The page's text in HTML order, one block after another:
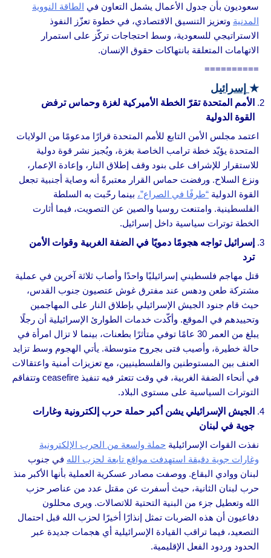
سعوديون بأن جدول الأعمال يشمل التعاون في الطاقة النووية
المدنية وتعزيز التنسيق الاقتصادي، في خطوة تعزّز النفوذ
الاستراتيجي للسعودية، وسط احتجاجات تركّز على استمرار
الاتهامات المتعلقة بانتهاكات حقوق الإنسان.
==========
★ إسرائيل
الأمم المتحدة تقرّ الخطة الأميركية لغزة وحماس ترفض
القوة الدولية
اعتمد مجلس الأمن التابع للأمم المتحدة قرارًا مدعومًا من الولايات
المتحدة يؤيّد خطة ترامب الخاصة بغزة، ويُجيز نشر قوة دولية
للاستقرار للإشراف على بنود وقف إطلاق النار، وإعادة الإعمار،
ونزع السلاح. ورفضت حماس القرار معتبرةً أنه وصاية أجنبية تجعل
القوة الدولية “طرفًا في الصراع”، بينما رحّبت به السلطة
الفلسطينية. وامتنعت روسيا والصين عن التصويت، فيما أثارت
الخطة توترات سياسية داخل إسرائيل.
إسرائيل تواجه هجومًا دمويًا في الضفة الغربية وقوات الأمن
ترد
قتل مهاجم فلسطيني إسرائيليًا واحدًا وأصاب ثلاثة آخرين في عملية
مشتركة طعن ودهس عند مفترق غوش عتصيون جنوب القدس،
حيث قام جنود الجيش الإسرائيلي بإطلاق النار على المهاجمين
وتحييدهم في الموقع. وأكّدت خدمات الطوارئ الإسرائيلية أن رجلًا
يبلغ من العمر 30 عامًا توفي متأثرًا بطعنات، بينما لا تزال امرأة في
حالة خطيرة، وأصيب فتى بجروح متوسطة. يأتي الهجوم وسط تزايد
العنف بين المستوطنين والفلسطينيين، مع تعزيزات أمنية واعتقالات
في أنحاء الضفة الغربية، في وقت تتعثر فيه تنفيذ ceasefire وتتفاقم
التوترات السياسية على مستوى البلاد.
الجيش الإسرائيلي يشن أكبر حملة حرب إلكترونية وغارات
جوية في لبنان
نفذت القوات الإسرائيلية حملة واسعة من الحرب الإلكترونية
وغارات جوية دقيقة استهدفت مواقع تابعة لحزب الله في جنوب
لبنان ووادي البقاع. ووصفت مصادر عسكرية العملية بأنها الأكبر منذ
حرب لبنان الثانية، حيث أسفرت عن مقتل عدد من عناصر حزب
الله وتعطيل جزء من البنية التحتية للاتصالات. ويرى محللون
دفاعيون أن هذه الضربات تمثل إنذارًا أخيرًا لحزب الله قبل احتمال
التصعيد، فيما تراقب القيادة الإسرائيلية أي هجمات جديدة عبر
الحدود وردود الفعل الإقليمية.